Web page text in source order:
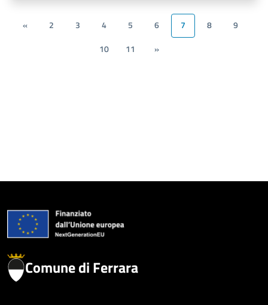
« 2 3 4 5 6 7 8
9
10
11 »
Comune di Ferrara